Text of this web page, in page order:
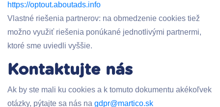
https://optout.aboutads.info
Vlastné riešenia partnerov: na obmedzenie cookies tiež
možno využiť riešenia ponúkané jednotlivými partnermi,
ktoré sme uviedli vyššie.
Kontaktujte nás
Ak by ste mali ku cookies a k tomuto dokumentu akékoľvek
otázky, pýtajte sa nás na gdpr@martico.sk